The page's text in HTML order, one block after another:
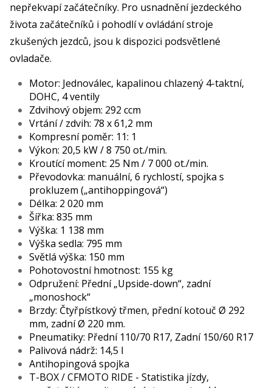
nepřekvapí začátečníky. Pro usnadnění jezdeckého
života začátečníků i pohodlí v ovládání stroje
zkušených jezdců, jsou k dispozici podsvětlené
ovladače.
Motor: Jednoválec, kapalinou chlazený 4-taktní,
DOHC, 4 ventily
Zdvihový objem: 292 ccm
Vrtání / zdvih: 78 x 61,2 mm
Kompresní poměr: 11: 1
Výkon: 20,5 kW / 8 750 ot./min.
Kroutící moment: 25 Nm / 7 000 ot./min.
Převodovka: manuální, 6 rychlostí, spojka s
prokluzem („antihoppingová“)
Délka: 2 020 mm
Šířka: 835 mm
Výška: 1 138 mm
Výška sedla: 795 mm
Světlá výška: 150 mm
Pohotovostní hmotnost: 155 kg
Odpružení: Přední „Upside-down“, zadní
„monoshock“
Brzdy: Čtyřpístkový třmen, přední kotouč Ø 292
mm, zadní Ø 220 mm.
Pneumatiky: Přední 110/70 R17, Zadní 150/60 R17
Palivová nádrž: 14,5 l
Antihopingová spojka
T-BOX / CFMOTO RIDE - Statistika jízdy,